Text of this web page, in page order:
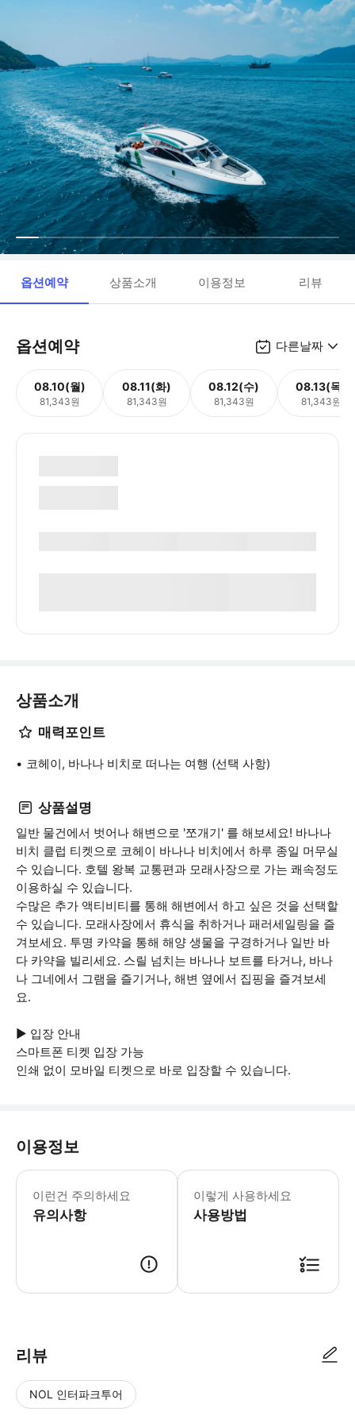
옵션예약 상품소개 이용정보 리뷰
옵션예약 다른날짜
08.10(월)
81,343원
08.11(화)
81,343원
08.12(수)
81,343원
08.13(목)
81,343원
상품소개
매력포인트
코헤이, 바나나 비치로 떠나는 여행 (선택 사항)
상품설명
일반 물건에서 벗어나 해변으로 '쪼개기' 를 해보세요! 바나나
비치 클럽 티켓으로 코헤이 바나나 비치에서 하루 종일 머무실
수 있습니다. 호텔 왕복 교통편과 모래사장으로 가는 쾌속정도
이용하실 수 있습니다.
수많은 추가 액티비티를 통해 해변에서 하고 싶은 것을 선택할
수 있습니다. 모래사장에서 휴식을 취하거나 패러세일링을 즐
겨보세요. 투명 카약을 통해 해양 생물을 구경하거나 일반 바
다 카약을 빌리세요. 스릴 넘치는 바나나 보트를 타거나, 바나
나 그네에서 그램을 즐기거나, 해변 옆에서 집핑을 즐겨보세
요.
▶ 입장 안내
스마트폰 티켓 입장 가능
인쇄 없이 모바일 티켓으로 바로 입장할 수 있습니다.
이용정보
이런건 주의하세요
유의사항
▶ 꼭 알아두세요 * 예상치 못한 상황
이렇게 사용하세요
사용방법
리뷰
NOL 인터파크투어